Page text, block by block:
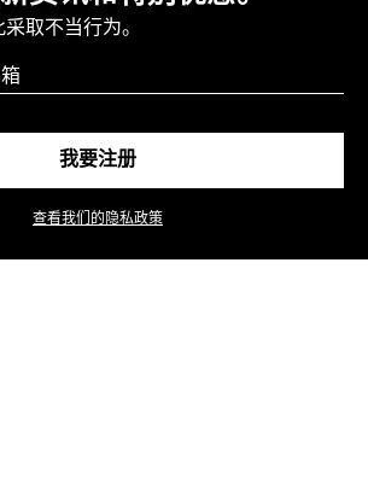
取不当行为。
我要注册
查看我们的隐私政策